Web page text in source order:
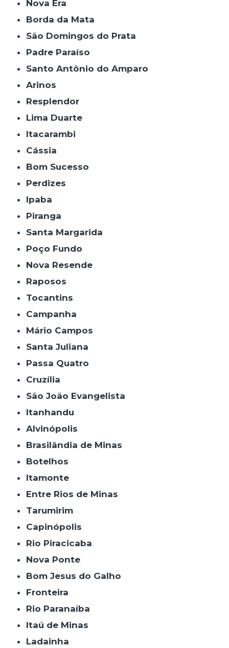
Nova Era
Borda da Mata
São Domingos do Prata
Padre Paraíso
Santo Antônio do Amparo
Arinos
Resplendor
Lima Duarte
Itacarambi
Cássia
Bom Sucesso
Perdizes
Ipaba
Piranga
Santa Margarida
Poço Fundo
Nova Resende
Raposos
Tocantins
Campanha
Mário Campos
Santa Juliana
Passa Quatro
Cruzília
São João Evangelista
Itanhandu
Alvinópolis
Brasilândia de Minas
Botelhos
Itamonte
Entre Rios de Minas
Tarumirim
Capinópolis
Rio Piracicaba
Nova Ponte
Bom Jesus do Galho
Fronteira
Rio Paranaíba
Itaú de Minas
Ladainha